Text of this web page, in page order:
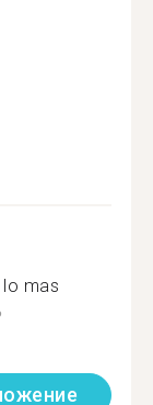
mas